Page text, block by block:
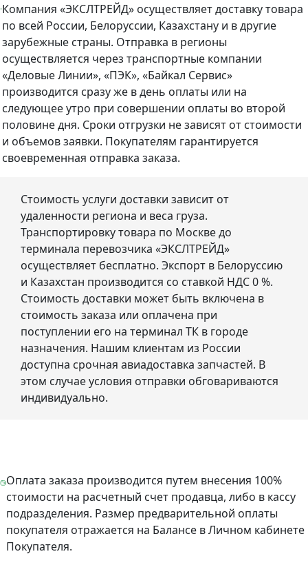
Компания «ЭКСЛТРЕЙД» осуществляет доставку товара
по всей России, Белоруссии, Казахстану и в другие
зарубежные страны. Отправка в регионы
осуществляется через транспортные компании
«Деловые Линии», «ПЭК», «Байкал Сервис»
производится сразу же в день оплаты или на
следующее утро при совершении оплаты во второй
половине дня. Сроки отгрузки не зависят от стоимости
и объемов заявки. Покупателям гарантируется
своевременная отправка заказа.
Стоимость услуги доставки зависит от
удаленности региона и веса груза.
Транспортировку товара по Москве до
терминала перевозчика «ЭКСЛТРЕЙД»
осуществляет бесплатно. Экспорт в Белоруссию
и Казахстан производится со ставкой НДС 0 %.
Стоимость доставки может быть включена в
стоимость заказа или оплачена при
поступлении его на терминал ТК в городе
назначения. Нашим клиентам из России
доступна срочная авиадоставка запчастей. В
этом случае условия отправки обговариваются
индивидуально.
Оплата заказа производится путем внесения 100%
стоимости на расчетный счет продавца, либо в кассу
подразделения. Размер предварительной оплаты
покупателя отражается на Балансе в Личном кабинете
Покупателя.